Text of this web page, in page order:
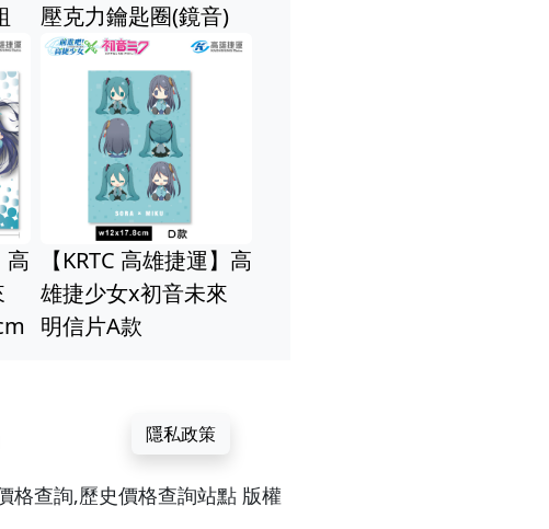
壓克力鑰匙圈(鏡音)
高
【KRTC 高雄捷運】高
雄捷少女x初音未來
明信片A款
隱私政策
查詢,歷史價格查詢站點 版權